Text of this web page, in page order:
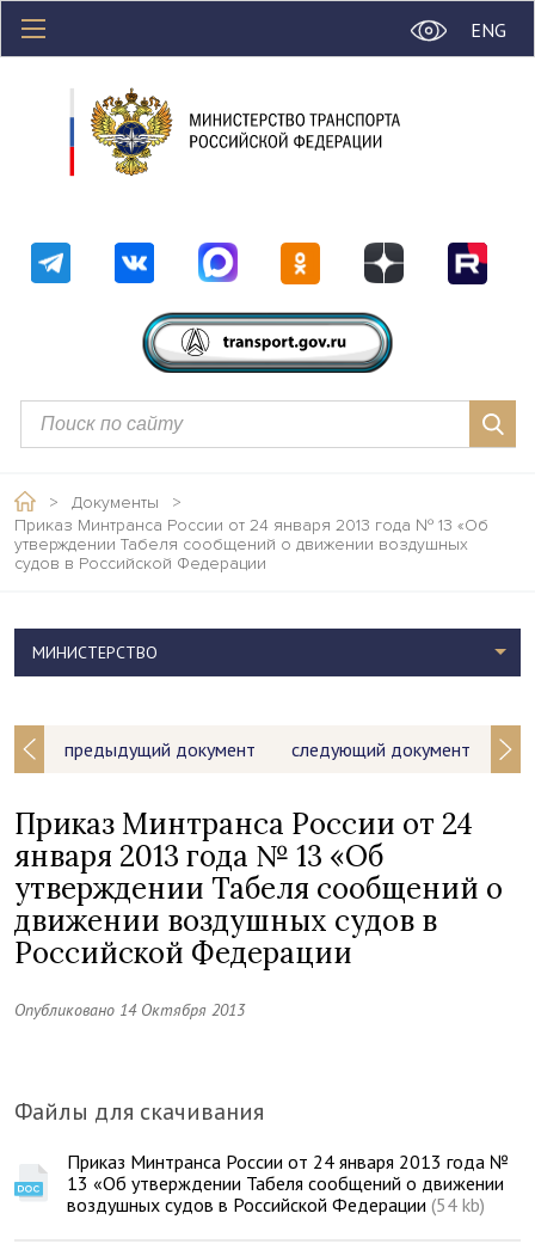
ENG
> Документы
>
Приказ Минтранса России от 24 января 2013 года № 13 «Об
утверждении Табеля сообщений о движении воздушных
судов в Российской Федерации
предыдущий документ следующий документ
Приказ Минтранса России от 24
января 2013 года № 13 «Об
утверждении Табеля сообщений о
движении воздушных судов в
Российской Федерации
Опубликовано 14 Октября 2013
Файлы для скачивания
Приказ Минтранса России от 24 января 2013 года №
13 «Об утверждении Табеля сообщений о движении
воздушных судов в Российской Федерации (54 kb)
МИНИСТЕРСТВО